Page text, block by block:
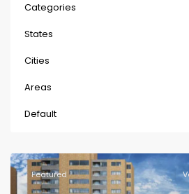
Categories
States
Cities
Areas
Default
Featured